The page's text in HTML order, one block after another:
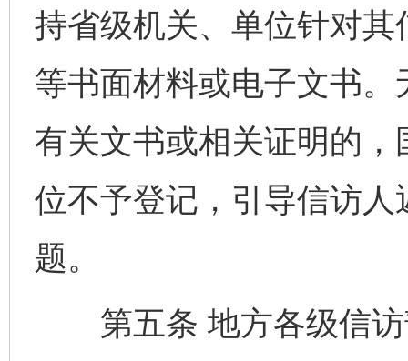
持省级机关、单位针对
等书面材料或电子文书
有关文书或相关证明的
位不予登记，引导信访
题。
第五条 地方各级信访